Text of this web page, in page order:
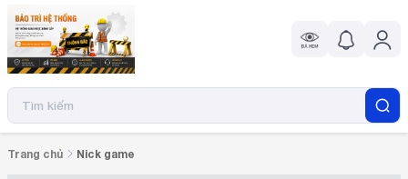
Trang chủ Nick game